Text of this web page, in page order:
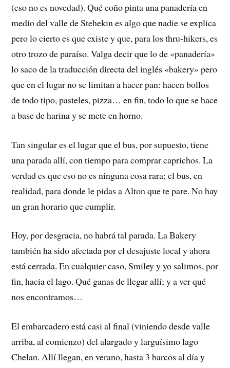
(eso no es novedad). Qué coño pinta una panadería en
medio del valle de Stehekin es algo que nadie se explica
pero lo cierto es que existe y que, para los thru-hikers, es
otro trozo de paraíso. Valga decir que lo de «panadería»
lo saco de la traducción directa del inglés «bakery» pero
que en el lugar no se limitan a hacer pan: hacen bollos
de todo tipo, pasteles, pizza… en fin, todo lo que se hace
a base de harina y se mete en horno.
Tan singular es el lugar que el bus, por supuesto, tiene
una parada allí, con tiempo para comprar caprichos. La
verdad es que eso no es ninguna cosa rara; el bus, en
realidad, para donde le pidas a Alton que te pare. No hay
un gran horario que cumplir.
Hoy, por desgracia, no habrá tal parada. La Bakery
también ha sido afectada por el desajuste local y ahora
está cerrada. En cualquier caso, Smiley y yo salimos, por
fin, hacia el lago. Qué ganas de llegar allí; y a ver qué
nos encontramos…
El embarcadero está casi al final (viniendo desde valle
arriba, al comienzo) del alargado y larguísimo lago
Chelan. Allí llegan, en verano, hasta 3 barcos al día y